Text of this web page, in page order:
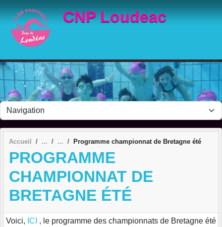
CNP Loudeac
Accueil Programme championnat de Bretagne été
PROGRAMME
CHAMPIONNAT DE
BRETAGNE ÉTÉ
Voici, ICI , le programme des championnats de Bretagne été